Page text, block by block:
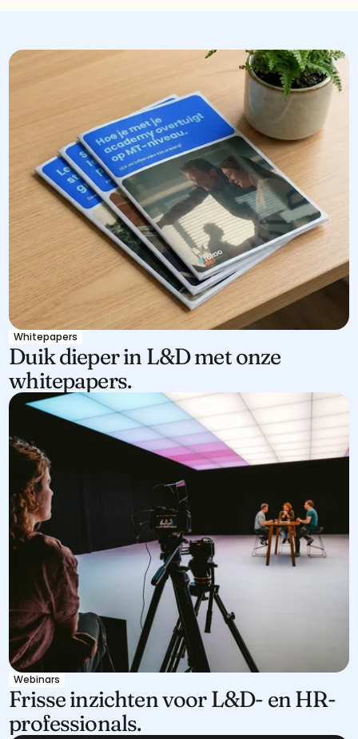
Whitepapers
Duik dieper in L&D met onze
whitepapers.
Webinars
Frisse inzichten voor L&D- en HR-
professionals.